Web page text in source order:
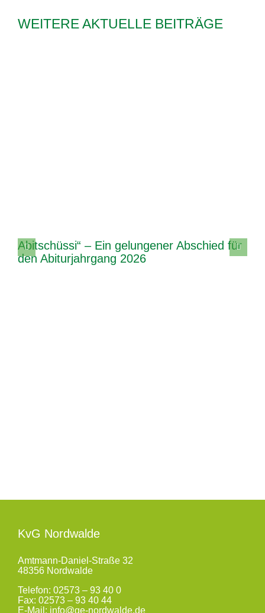
WEITERE AKTUELLE BEITRÄGE
Abitschüssi“ – Ein gelungener Abschied für
den Abiturjahrgang 2026
KvG Nordwalde
Amtmann-Daniel-Straße 32
48356 Nordwalde
Telefon: 02573 – 93 40 0
Fax: 02573 – 93 40 44
E-Mail: info@ge-nordwalde.de